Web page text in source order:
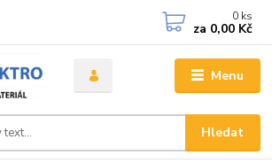
Menu
Hledat
0 ks
za 0,00 Kč